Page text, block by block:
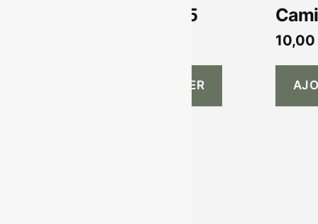
Parenthèse 2025
AJOUTER AU PANIER
10,00